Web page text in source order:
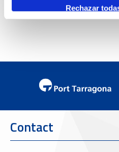
Rechazar
No events
Contact